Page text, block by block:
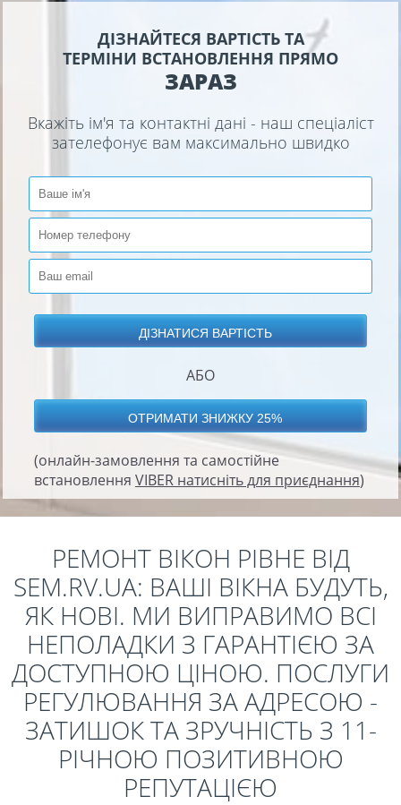
ДІЗНАЙТЕСЯ ВАРТІСТЬ ТА
ТЕРМІНИ ВСТАНОВЛЕННЯ ПРЯМО
ЗАРАЗ
Вкажіть ім'я та контактні дані - наш спеціаліст
зателефонує вам максимально швидко
АБО
(онлайн-замовлення та самостійне
встановлення VIBER натисніть для приєднання)
РЕМОНТ ВІКОН РІВНЕ ВІД
SEM.RV.UA: ВАШІ ВІКНА БУДУТЬ,
ЯК НОВІ. МИ ВИПРАВИМО ВСІ
НЕПОЛАДКИ З ГАРАНТІЄЮ ЗА
ДОСТУПНОЮ ЦІНОЮ. ПОСЛУГИ
РЕГУЛЮВАННЯ ЗА АДРЕСОЮ -
ЗАТИШОК ТА ЗРУЧНІСТЬ З 11-
РІЧНОЮ ПОЗИТИВНОЮ
РЕПУТАЦІЄЮ